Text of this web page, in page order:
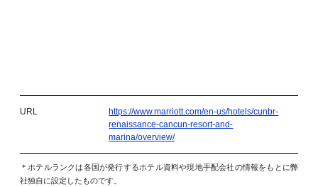
URL
https://www.marriott.com/en-us/hotels/cunbr-
renaissance-cancun-resort-and-
marina/overview/
＊ホテルランクは各国が発行するホテル資料や現地手配会社の情報をもとに弊
社独自に設定したものです。